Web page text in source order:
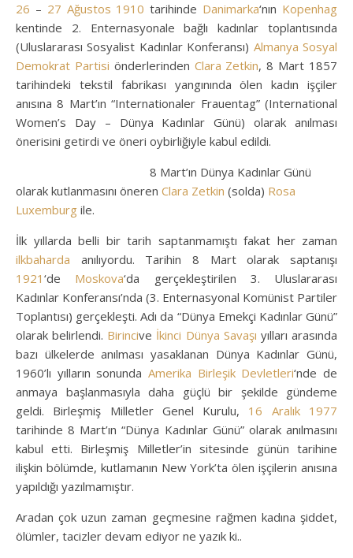
26 – 27 Ağustos 1910 tarihinde Danimarka‘nın Kopenhag
kentinde 2. Enternasyonale bağlı kadınlar toplantısında
(Uluslararası Sosyalist Kadınlar Konferansı) Almanya Sosyal
Demokrat Partisi önderlerinden Clara Zetkin, 8 Mart 1857
tarihindeki tekstil fabrikası yangınında ölen kadın işçiler
anısına 8 Mart’ın “Internationaler Frauentag” (International
Women’s Day – Dünya Kadınlar Günü) olarak anılması
önerisini getirdi ve öneri oybirliğiyle kabul edildi.
8 Mart’ın Dünya Kadınlar Günü
olarak kutlanmasını öneren Clara Zetkin (solda) Rosa
Luxemburg ile.
İlk yıllarda belli bir tarih saptanmamıştı fakat her zaman
ilkbaharda anılıyordu. Tarihin 8 Mart olarak saptanışı
1921 ‘de Moskova‘da gerçekleştirilen 3. Uluslararası
Kadınlar Konferansı’nda (3. Enternasyonal Komünist Partiler
Toplantısı) gerçekleşti. Adı da “Dünya Emekçi Kadınlar Günü”
olarak belirlendi. Birincive İkinci Dünya Savaşı yılları arasında
bazı ülkelerde anılması yasaklanan Dünya Kadınlar Günü,
1960’lı yılların sonunda Amerika Birleşik Devletleri‘nde de
anmaya başlanmasıyla daha güçlü bir şekilde gündeme
geldi. Birleşmiş Milletler Genel Kurulu, 16 Aralık
1977
tarihinde 8 Mart’ın “Dünya Kadınlar Günü” olarak anılmasını
kabul etti. Birleşmiş Milletler’in sitesinde günün tarihine
ilişkin bölümde, kutlamanın New York’ta ölen işçilerin anısına
yapıldığı yazılmamıştır.
Aradan çok uzun zaman geçmesine rağmen kadına şiddet,
ölümler, tacizler devam ediyor ne yazık ki..